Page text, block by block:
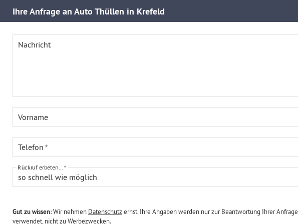
IhreAnfrage an Auto Thüllen in Krefeld
Nachricht
Vorname
Telefon
so schnell wie möglich
Rückruf erbeten...
Gut zu wissen:Wir nehmen Datenschutzernst. Ihre Angaben werden nur zur Beantwortung Ihrer Anfrage
verwendet, nicht zu Werbezwecken.